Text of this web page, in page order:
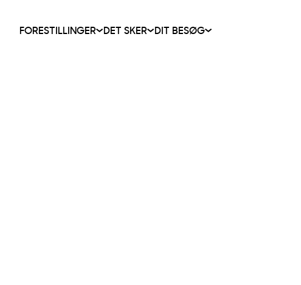
FORESTILLINGER DET SKER DIT BESØG